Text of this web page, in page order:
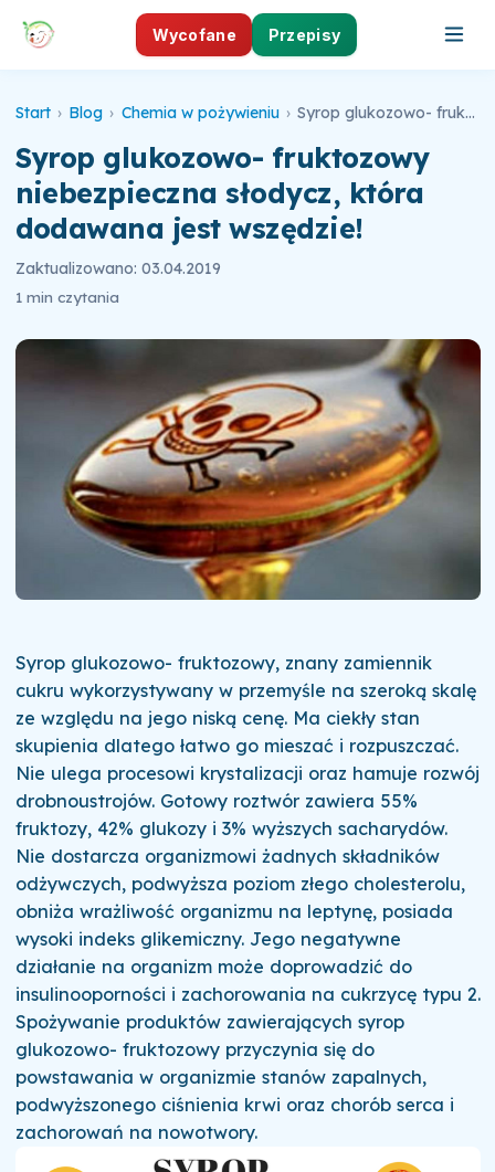
Wycofane Przepisy
Start › Blog › Chemia w pożywieniu › Syrop glukozowo- fruktozowy niebezpieczna słodycz, która dodawana jest wszędzie!
Syrop glukozowo- fruktozowy
niebezpieczna słodycz, która
dodawana jest wszędzie!
Zaktualizowano: 03.04.2019
1 min czytania
Syrop glukozowo- fruktozowy, znany zamiennik
cukru wykorzystywany w przemyśle na szeroką skalę
ze względu na jego niską cenę. Ma ciekły stan
skupienia dlatego łatwo go mieszać i rozpuszczać.
Nie ulega procesowi krystalizacji oraz hamuje rozwój
drobnoustrojów. Gotowy roztwór zawiera 55%
fruktozy, 42% glukozy i 3% wyższych sacharydów.
Nie dostarcza organizmowi żadnych składników
odżywczych, podwyższa poziom złego cholesterolu,
obniża wrażliwość organizmu na leptynę, posiada
wysoki indeks glikemiczny. Jego negatywne
działanie na organizm może doprowadzić do
insulinooporności i zachorowania na cukrzycę typu 2.
Spożywanie produktów zawierających syrop
glukozowo- fruktozowy przyczynia się do
powstawania w organizmie stanów zapalnych,
podwyższonego ciśnienia krwi oraz chorób serca i
zachorowań na nowotwory.